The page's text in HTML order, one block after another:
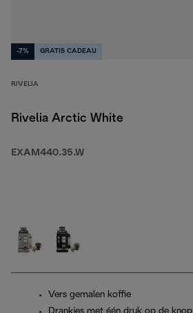
-7% GRATIS CADEAU
RIVELIA
Rivelia Arctic White
EXAM440.35.W
Vers gemalen koffie